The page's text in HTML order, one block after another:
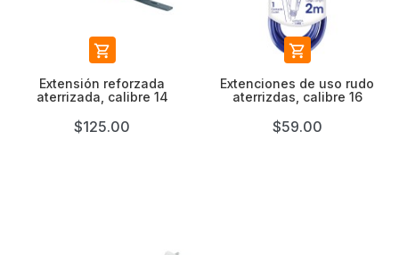

Extensión reforzada
aterrizada, calibre 14
$125.00

Extenciones de uso rudo
aterrizdas, calibre 16
$59.00